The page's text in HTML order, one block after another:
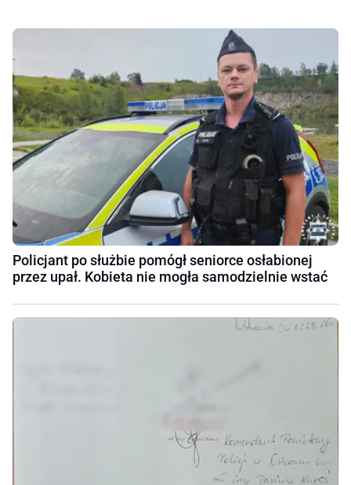
Policjant po służbie pomógł seniorce osłabionej
przez upał. Kobieta nie mogła samodzielnie wstać